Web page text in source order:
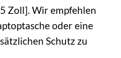
Zoll]. Wir empfehlen
oder eine
Schutz zu